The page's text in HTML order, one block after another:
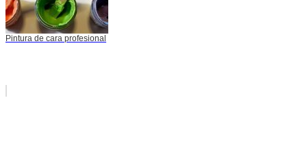
Pintura de cara profesional